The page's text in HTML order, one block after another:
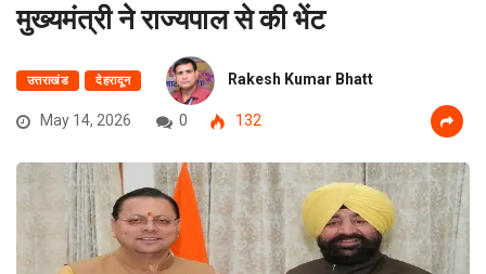
मुख्यमंत्री ने राज्यपाल से की भेंट
उत्तराखंड देहरादून Rakesh Kumar Bhatt
May 14, 2026 0 132